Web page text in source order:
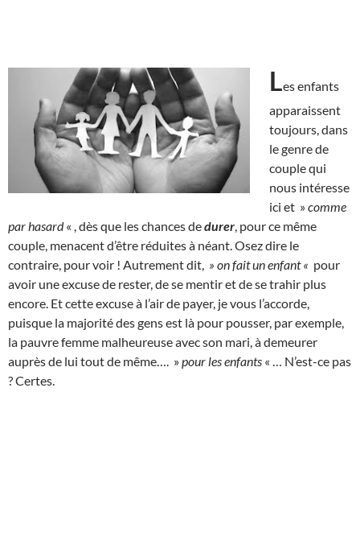
Les enfants
apparaissent
toujours, dans
le genre de
couple qui
nous intéresse
ici et »comme
par hasard« , dès que les chances dedurer , pour ce même
couple, menacent d’être réduites à néant. Osez dire le
contraire, pour voir ! Autrement dit, » on fait un enfant « pour
avoir une excuse de rester, de se mentir et de se trahir plus
encore. Et cette excuse à l’air de payer, je vous l’accorde,
puisque la majorité des gens est là pour pousser, par exemple,
la pauvre femme malheureuse avec son mari, à demeurer
auprès de lui tout de même…. »pour les enfants « … N’est-ce pas
? Certes.